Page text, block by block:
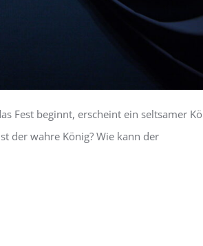
Fest beginnt, erscheint ein seltsamer
der wahre König? Wie kann der